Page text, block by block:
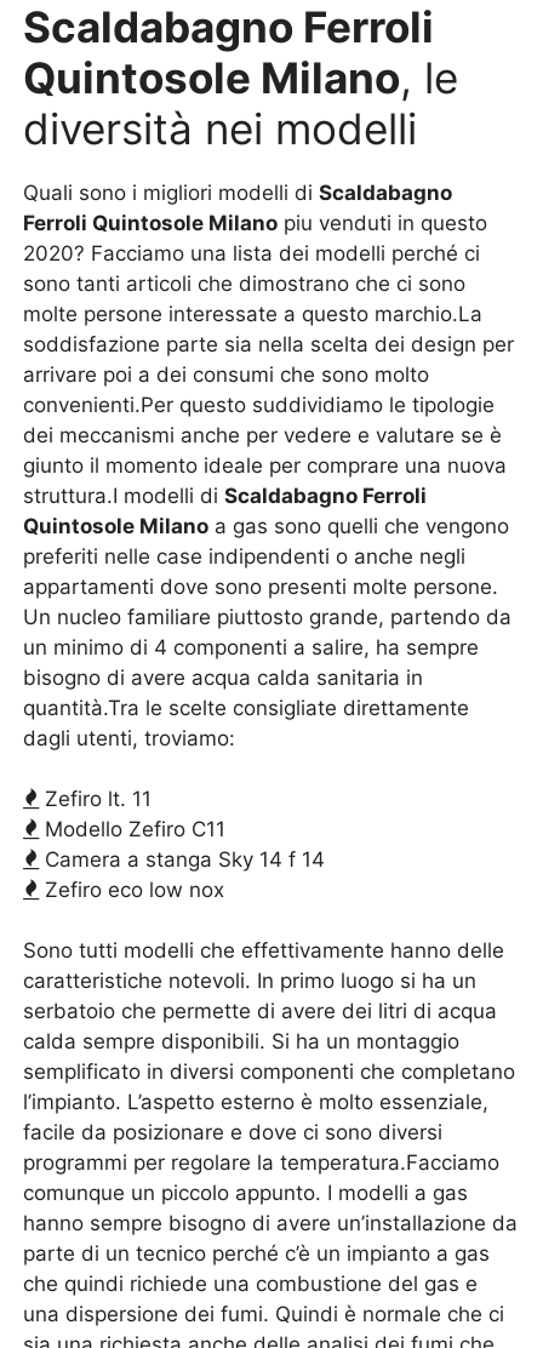
Scaldabagno Ferroli
Quintosole Milano, le
diversità nei modelli
Quali sono i migliori modelli diScaldabagno
Ferroli Quintosole Milano piu venduti in questo
2020? Facciamo una lista dei modelli perché ci
sono tanti articoli che dimostrano che ci sono
molte persone interessate a questo marchio.La
soddisfazione parte sia nella scelta dei design per
arrivare poi a dei consumi che sono molto
convenienti.Per questo suddividiamo le tipologie
dei meccanismi anche per vedere e valutare se è
giunto il momento ideale per comprare una nuova
struttura.I modelli diScaldabagno Ferroli
Quintosole Milano a gas sono quelli che vengono
preferiti nelle case indipendenti o anche negli
appartamenti dove sono presenti molte persone.
Un nucleo familiare piuttosto grande, partendo da
un minimo di 4 componenti a salire, ha sempre
bisogno di avere acqua calda sanitaria in
quantità.Tra le scelte consigliate direttamente
dagli utenti, troviamo:
Zefiro lt. 11
Modello Zefiro C11
Camera a stanga Sky 14 f 14
Zefiro eco low nox
Sono tutti modelli che effettivamente hanno delle
caratteristiche notevoli. In primo luogo si ha un
serbatoio che permette di avere dei litri di acqua
calda sempre disponibili. Si ha un montaggio
semplificato in diversi componenti che completano
l’impianto. L’aspetto esterno è molto essenziale,
facile da posizionare e dove ci sono diversi
programmi per regolare la temperatura.Facciamo
comunque un piccolo appunto. I modelli a gas
hanno sempre bisogno di avere un’installazione da
parte di un tecnico perché c’è un impianto a gas
che quindi richiede una combustione del gas e
una dispersione dei fumi. Quindi è normale che ci